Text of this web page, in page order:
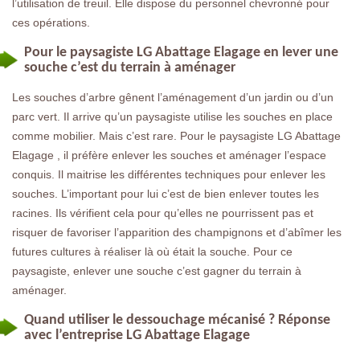
l’utilisation de treuil. Elle dispose du personnel chevronné pour
ces opérations.
Pour le paysagiste LG Abattage Elagage en lever une
souche c’est du terrain à aménager
Les souches d’arbre gênent l’aménagement d’un jardin ou d’un
parc vert. Il arrive qu’un paysagiste utilise les souches en place
comme mobilier. Mais c’est rare. Pour le paysagiste LG Abattage
Elagage , il préfère enlever les souches et aménager l’espace
conquis. Il maitrise les différentes techniques pour enlever les
souches. L’important pour lui c’est de bien enlever toutes les
racines. Ils vérifient cela pour qu’elles ne pourrissent pas et
risquer de favoriser l’apparition des champignons et d’abîmer les
futures cultures à réaliser là où était la souche. Pour ce
paysagiste, enlever une souche c’est gagner du terrain à
aménager.
Quand utiliser le dessouchage mécanisé ? Réponse
avec l’entreprise LG Abattage Elagage